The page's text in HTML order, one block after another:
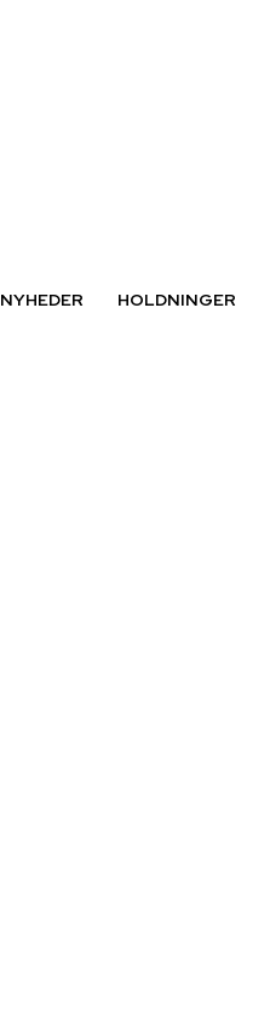
NYHEDER HOLDNINGER